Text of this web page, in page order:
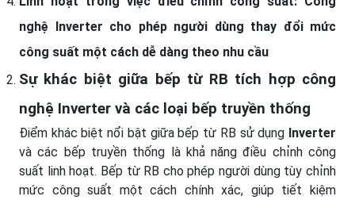
nghệ Inverter cho phép người dùng thay đổi mức
công suất một cách dễ dàng theo nhu cầu
Sự khác biệt giữa bếp từ RB tích hợp công
nghệ Inverter và các loại bếp truyền thống
Điểm khác biệt nổi bật giữa bếp từ RB sử dụng Inverter
và các bếp truyền thống là khả năng điều chỉnh công
suất linh hoạt. Bếp từ RB cho phép người dùng tùy chỉnh
mức công suất một cách chính xác, giúp tiết kiệm